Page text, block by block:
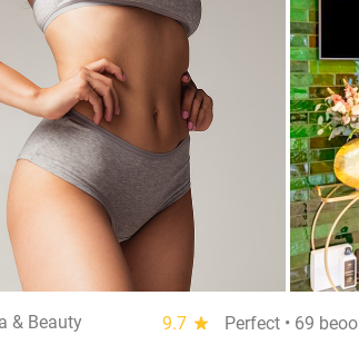
& Beauty 9.7 star
Perfect • 69